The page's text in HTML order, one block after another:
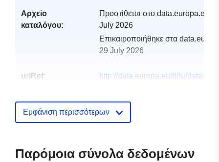
Αρχείο
καταλόγου:
Προστίθεται στο data.europa.eu:
July 2026
Επικαιροποιήθηκε στα
29 July 2026
uriRef:
http://data.europa.eu/88u/dataset/
Εμφάνιση περισσότερων
Παρόμοια σύνολα δεδομένων